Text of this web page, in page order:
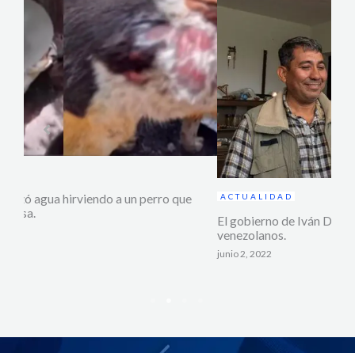
ACTUALIDAD
El gobierno de Iván Duque ha regularizado a un millón de